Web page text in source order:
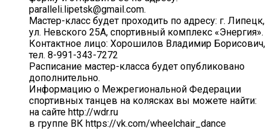
paralleli.lipetsk@gmail.com.
Мастер-класс будет проходить по адресу: г. Липецк,
ул. Невского 25А, спортивный комплекс «Энергия».
Контактное лицо: Хорошилов Владимир Борисович,
тел. 8-991-343-7272
Расписание мастер-класса будет опубликовано
дополнительно.
Информацию о Межрегиональной Федерации
спортивных танцев на колясках вы можете найти:
на сайте http://wdr.ru
в группе ВК https://vk.com/wheelchair_dance